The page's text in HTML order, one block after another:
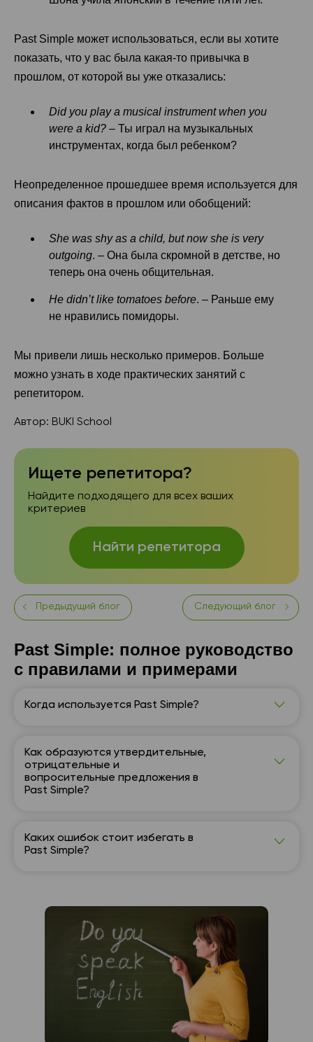
Past Simple может использоваться, если вы хотите
показать, что у вас была какая-то привычка в
прошлом, от которой вы уже отказались:
Did you play a musical instrument when you
were a kid? – Ты играл на музыкальных
инструментах, когда был ребенком?
Неопределенное прошедшее время используется для
описания фактов в прошлом или обобщений:
She was shy as a child, but now she is very
outgoing. – Она была скромной в детстве, но
теперь она очень общительная.
He didn’t like tomatoes before. – Раньше ему
не нравились помидоры.
Мы привели лишь несколько примеров. Больше
можно узнать в ходе практических занятий с
репетитором.
Автор: BUKI School
Ищете репетитора?
Найдите подходящего для всех ваших
критериев
Найти репетитора
Предыдущий блог Следующий блог
Past Simple: полное руководство
с правилами и примерами
Когда используется Past Simple?
если указан точный момент времени или
события происходили последовательно.
Как образуются утвердительные,
отрицательные и
вопросительные предложения в
Past Simple?
и вопросах — вспомогательное слово did и
инфинитив.
Каких ошибок стоит избегать в
Past Simple?
временем.